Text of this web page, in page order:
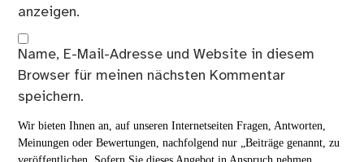
anzeigen.
Name, E-Mail-Adresse und Website in diesem
Browser für meinen nächsten Kommentar
speichern.
Wir bieten Ihnen an, auf unseren Internetseiten Fragen, Antworten,
Meinungen oder Bewertungen, nachfolgend nur „Beiträge genannt, zu